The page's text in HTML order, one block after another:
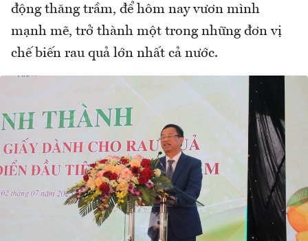
động thăng trầm, để hôm nay vươn mình
mạnh mẽ, trở thành một trong những đơn vị
chế biến rau quả lớn nhất cả nước.